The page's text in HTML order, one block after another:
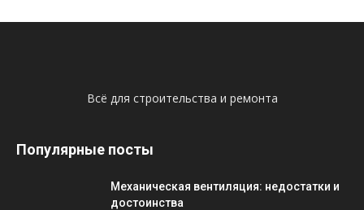
Всё для строительства и ремонта
Популярные посты
Механическая вентиляция: недостатки и
достоинства